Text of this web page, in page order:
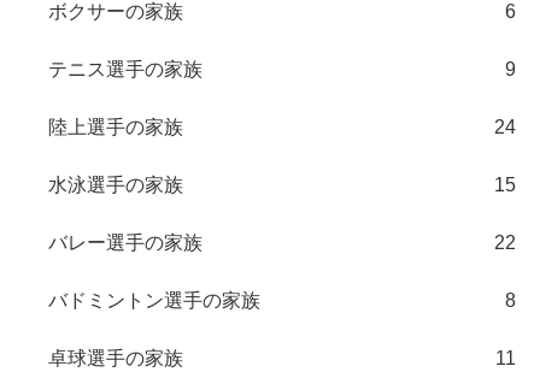
ボクサーの家族 6
テニス選手の家族 9
陸上選手の家族 24
水泳選手の家族 15
バレー選手の家族 22
バドミントン選手の家族 8
卓球選手の家族 11